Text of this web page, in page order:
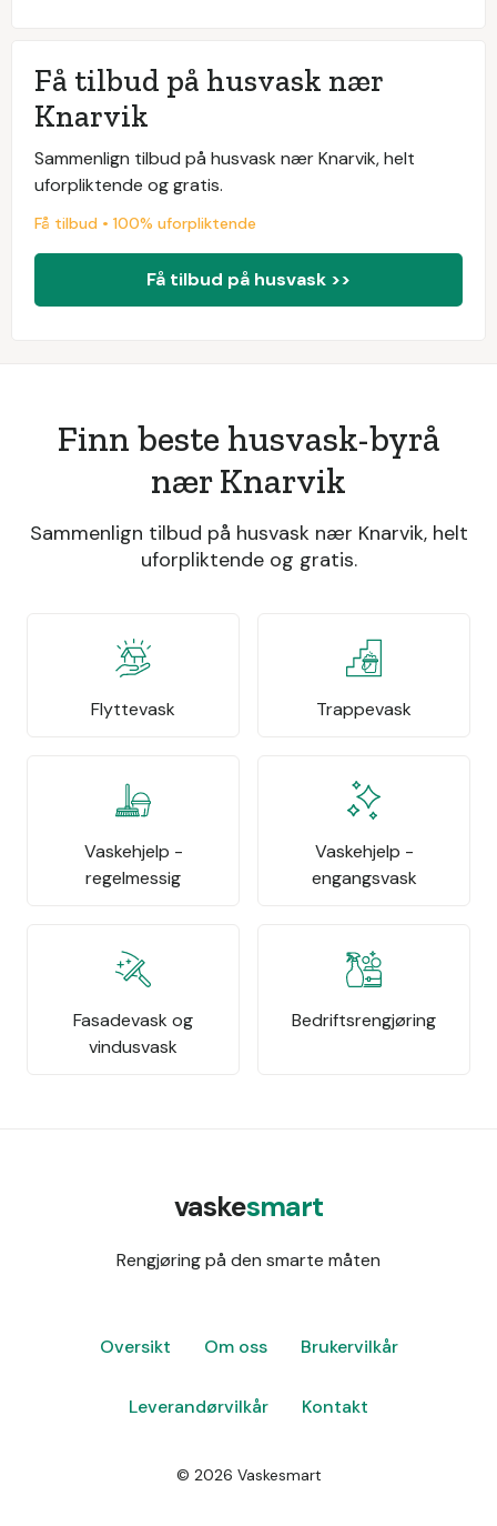
Få tilbud på husvask nær
Knarvik
Sammenlign tilbud på husvask nær Knarvik, helt
uforpliktende og gratis.
Få tilbud • 100% uforpliktende
Få tilbud på husvask >>
Finn beste husvask-byrå
nær Knarvik
Sammenlign tilbud på husvask nær Knarvik, helt
uforpliktende og gratis.
Flyttevask Trappevask
Vaskehjelp -
regelmessig
Vaskehjelp -
engangsvask
Fasadevask og
vindusvask
Bedriftsrengjøring
vaskesmart
Rengjøring på den smarte måten
Oversikt Om oss Brukervilkår
Leverandørvilkår Kontakt
© 2026 Vaskesmart